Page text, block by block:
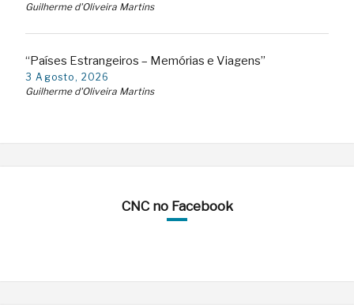
Guilherme d'Oliveira Martins
“Países Estrangeiros – Memórias e Viagens”
3 Agosto, 2026
Guilherme d'Oliveira Martins
CNC no Facebook